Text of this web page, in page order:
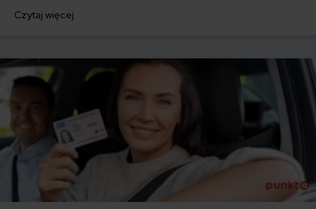
ofertę lub zdecydowałeś się sprzedać samochód w trakcie trwania
Czytaj więcej